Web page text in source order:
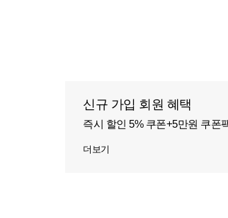
신규 가입 회원 혜택
즉시 할인 5% 쿠폰+5만원 쿠폰
더보기